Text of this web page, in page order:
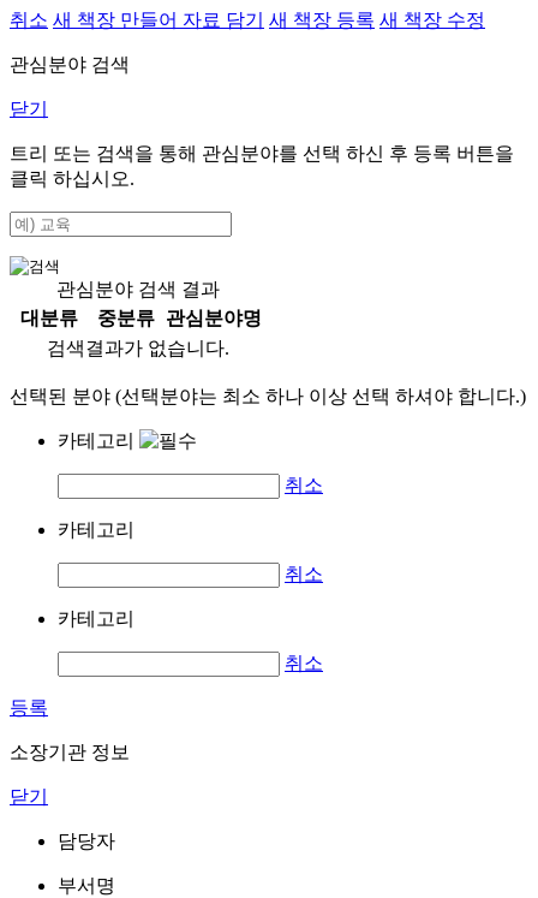
취소 새 책장 만들어 자료 담기 새 책장 등록 새 책장 수정
관심분야 검색
닫기
트리 또는 검색을 통해 관심분야를 선택 하신 후 등록 버튼을
클릭 하십시오.
관심분야 검색 결과
대분류
중분류
관심분야명
검색결과가 없습니다.
선택된 분야 (선택분야는 최소 하나 이상 선택 하셔야 합니다.)
카테고리
취소
카테고리
취소
카테고리
취소
등록
소장기관 정보
닫기
담당자
부서명